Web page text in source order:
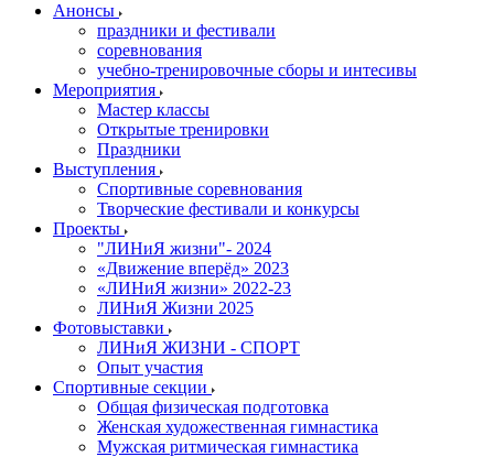
Анонсы
праздники и фестивали
соревнования
учебно-тренировочные сборы и интесивы
Мероприятия
Мастер классы
Открытые тренировки
Праздники
Выступления
Спортивные соревнования
Творческие фестивали и конкурсы
Проекты
"ЛИНиЯ жизни"- 2024
«Движение вперёд» 2023
«ЛИНиЯ жизни» 2022-23
ЛИНиЯ Жизни 2025
Фотовыставки
ЛИНиЯ ЖИЗНИ - СПОРТ
Опыт участия
Спортивные секции
Общая физическая подготовка
Женская художественная гимнастика
Мужская ритмическая гимнастика